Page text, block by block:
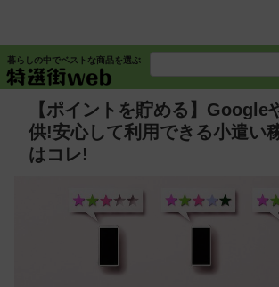
暮らしの中でベストな商品を選ぶ
【ポイントを貯める】Google
供!安心して利用できる小遣い
はコレ!